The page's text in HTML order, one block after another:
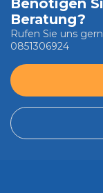
Benötigen
Beratung?
Rufen Sie uns
0851306924